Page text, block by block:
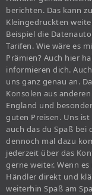
berichten. Das kann
Kleingedruckten
Beispiel die
Tarifen. Wie wäre es
Prämien? Auch hier
informieren dich.
uns ganz genau an.
Konsolen aus
England und
guten Preisen. Uns
auch das du Spaß bei
dennoch mal dazu
jederzeit über das
gerne weiter. Wenn
Händler direkt und
weiterhin Spaß am